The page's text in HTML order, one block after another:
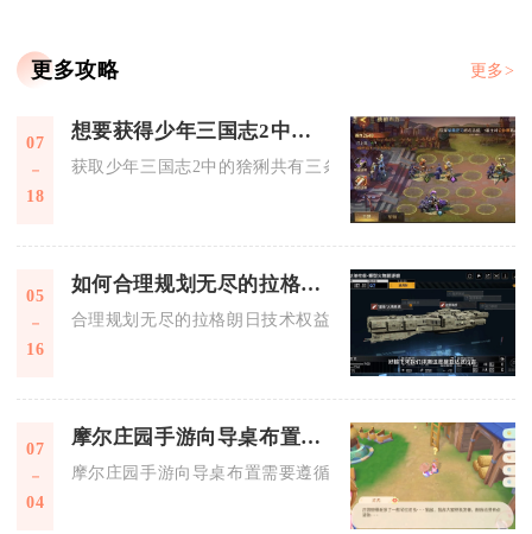
更多攻略 更多>
07
18
想要获得少年三国志2中的猞猁应该怎么做
获取少年三国志2中的猞猁共有三条稳定途径，分别是通关
05
16
如何合理规划无尽的拉格朗日技术权益
合理规划无尽的拉格朗日技术权益核心结果为：优先研发舰
07
04
摩尔庄园手游向导桌布置可以遵循什么原则
摩尔庄园手游向导桌布置需要遵循流量优先、空间预留、场